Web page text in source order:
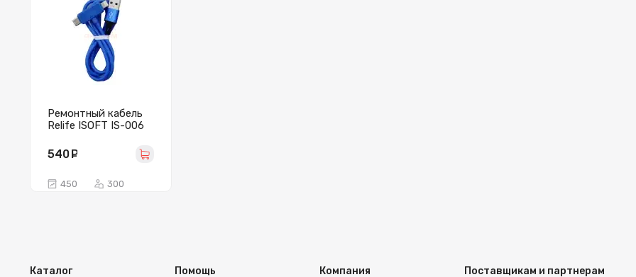
Ремонтный кабель
Relife ISOFT IS-006
540
450 300
Каталог Помощь Компания Поставщикам и партнерам